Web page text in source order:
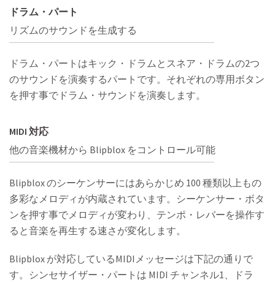
ドラム・パート
リズムのサウンドを生成する
ドラム・パートはキック・ドラムとスネア・ドラムの2つ
のサウンドを演奏するパートです。それぞれの専用ボタン
を押す事でドラム・サウンドを演奏します。
MIDI 対応
他の音楽機材から Blipblox をコントロール可能
Blipblox のシーケンサーにはあらかじめ 100 種類以上もの
多彩なメロディが内蔵されています。シーケンサー・ボタ
ンを押す事でメロディが変わり、テンポ・レバーを操作す
ると音楽を再生する速さが変化します。
Blipblox が対応しているMIDIメッセージは下記の通りで
す。シンセサイザー・パートは MIDI チャンネル1、ドラ